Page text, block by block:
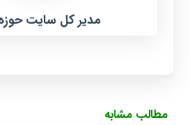
مدیر کل سایت
مطالب مشابه